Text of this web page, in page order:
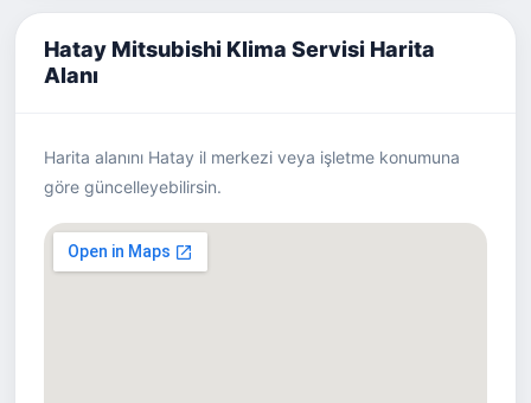
Hatay Mitsubishi Klima Servisi Harita
Alanı
Harita alanını Hatay il merkezi veya işletme konumuna
göre güncelleyebilirsin.